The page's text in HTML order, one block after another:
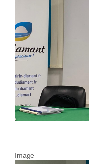
Image